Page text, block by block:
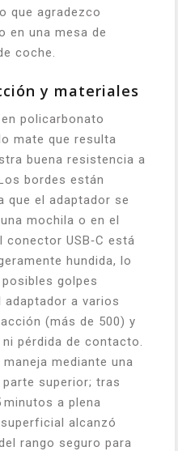
que agradezco
en una mesa de
coche.
y materiales
policarbonato
mate que resulta
buena resistencia a
bordes están
que el adaptador se
mochila o en el
USB‑C está
hundida, lo
golpes
adaptador a varios
(más de 500) y
pérdida de contacto.
mediante una
superior; tras
minutos a plena
alcanzó
rango seguro para